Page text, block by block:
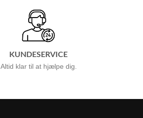
KUNDESERVICE
Altid klar til at hjælpe dig.